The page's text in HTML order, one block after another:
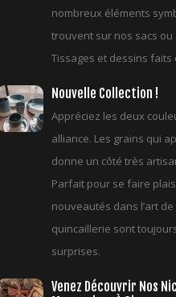
nombreux éléments
trouvent sur nos sacs
Tissages et dessins faits
Nouvelle Collection !
Appréciez les deux
alliance. Les grains qui
donne un côté très
Parfait pour se faire
nouveautés dans l’art
quincaillerie sont
surprises.
Venez Découvrir Nos